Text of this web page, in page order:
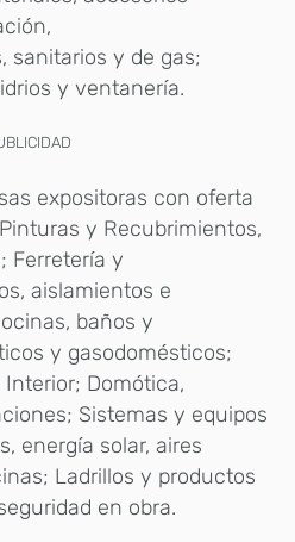
sanitarios y de gas;
y ventanería.
expositoras con oferta
y Recubrimientos,
Ferretería y
aislamientos e
baños y
y gasodomésticos;
Domótica,
Sistemas y equipos
energía solar, aires
Ladrillos y productos
en obra.